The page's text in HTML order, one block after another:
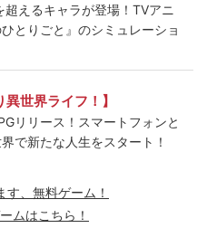
えるキャラが登場！TVアニ
ひとりごと』のシミュレーショ
異世界ライフ！】
リリース！スマートフォンと
で新たな人生をスタート！
す、無料ゲーム！
ムはこちら！